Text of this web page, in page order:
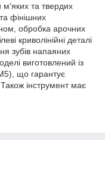
м'яких та твердих
фінішних
обробка арочних
криволінійні деталі
зубів напаяних
виготовлений із
що гарантує
інструмент має